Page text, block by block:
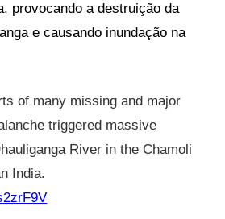
provocando a destruição da
e causando inundação na
of many missing and major
triggered massive
River in the Chamoli
India.